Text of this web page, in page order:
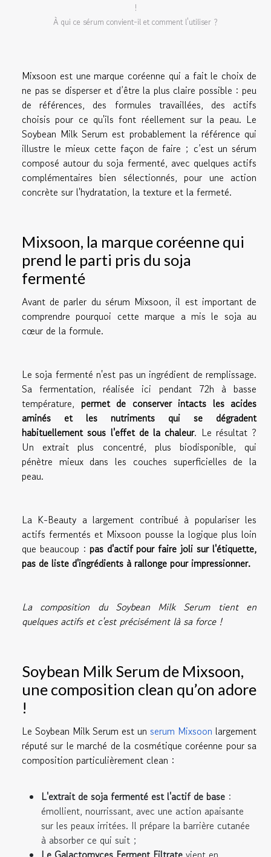
!
À qui ce sérum convient-il et comment l'utiliser ?
Mixsoon est une marque coréenne qui a fait le choix de
ne pas se disperser et d’être la plus claire possible : peu
de références, des formules travaillées, des actifs
choisis pour ce qu'ils font réellement sur la peau. Le
Soybean Milk Serum est probablement la référence qui
illustre le mieux cette façon de faire ; c’est un sérum
composé autour du soja fermenté, avec quelques actifs
complémentaires bien sélectionnés, pour une action
concrète sur l'hydratation, la texture et la fermeté.
Mixsoon, la marque coréenne qui
prend le parti pris du soja
fermenté
Avant de parler du sérum Mixsoon, il est important de
comprendre pourquoi cette marque a mis le soja au
cœur de la formule.
Le soja fermenté n'est pas un ingrédient de remplissage.
Sa fermentation, réalisée ici pendant 72h à basse
température, permet de conserver intacts les acides
aminés et les nutriments qui se dégradent
habituellement sous l'effet de la chaleur. Le résultat ?
Un extrait plus concentré, plus biodisponible, qui
pénètre mieux dans les couches superficielles de la
peau.
La K-Beauty a largement contribué à populariser les
actifs fermentés et Mixsoon pousse la logique plus loin
que beaucoup : pas d'actif pour faire joli sur l'étiquette,
pas de liste d'ingrédients à rallonge pour impressionner.
La composition du Soybean Milk Serum tient en
quelques actifs et c'est précisément là sa force !
Soybean Milk Serum de Mixsoon,
une composition clean qu’on adore
!
Le Soybean Milk Serum est un serum Mixsoon largement
réputé sur le marché de la cosmétique coréenne pour sa
composition particulièrement clean :
L'extrait de soja fermenté est l'actif de base :
émollient, nourrissant, avec une action apaisante
sur les peaux irritées. Il prépare la barrière cutanée
à absorber ce qui suit ;